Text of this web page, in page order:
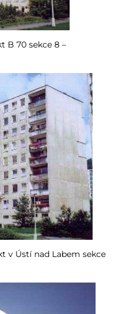
B 70 sekce 8 –
v Ústí nad Labem sekce